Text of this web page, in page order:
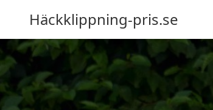
Häckklippning-pris.se